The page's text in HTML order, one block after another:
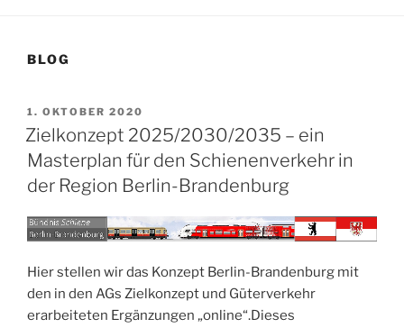
BLOG
VERÖFFENTLICHT
AM
1. OKTOBER 2020
Zielkonzept 2025/2030/2035 – ein
Masterplan für den Schienenverkehr in
der Region Berlin-Brandenburg
Hier stellen wir das Konzept Berlin-Brandenburg mit
den in den AGs Zielkonzept und Güterverkehr
erarbeiteten Ergänzungen „online“.Dieses